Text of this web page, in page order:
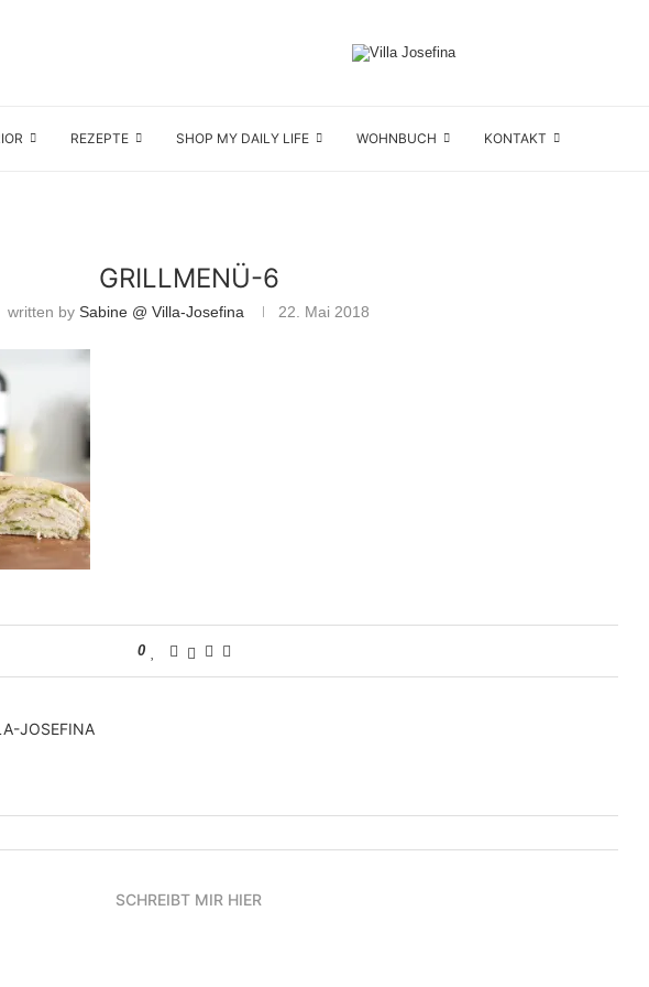
REZEPTE SHOP MY DAILY LIFE WOHNBUCH KONTAKT
GRILLMENÜ-6
written bySabine @ Villa-Josefina 22. Mai 2018
0
JOSEFINA
SCHREIBT MIR HIER